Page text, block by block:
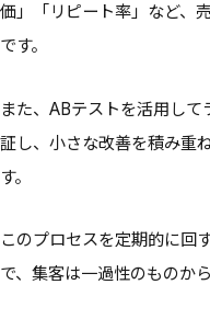
価」「リピート率」など、
です。
また、ABテストを活用し
証し、小さな改善を積み重
す。
このプロセスを定期的に回
で、集客は一過性のものか